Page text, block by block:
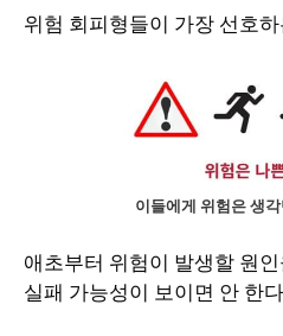
위험 회피형들이 가장 선호
이들에게 위험은 생
애초부터 위험이 발생할 원
실패 가능성이 보이면 안 한